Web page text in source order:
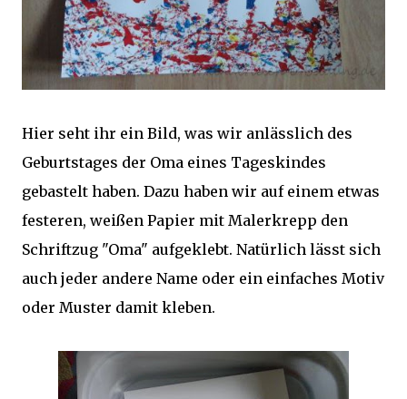
Hier seht ihr ein Bild, was wir anlässlich des
Geburtstages der Oma eines Tageskindes
gebastelt haben. Dazu haben wir auf einem etwas
festeren, weißen Papier mit Malerkrepp den
Schriftzug "Oma" aufgeklebt. Natürlich lässt sich
auch jeder andere Name oder ein einfaches Motiv
oder Muster damit kleben.